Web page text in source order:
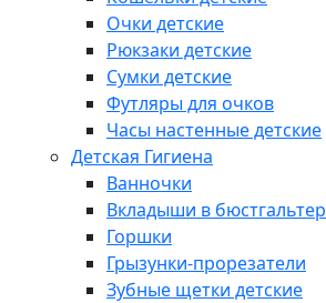
Очки детские
Рюкзаки детские
Сумки детские
Футляры для очков
Часы настенные детские
Детская Гигиена
Ванночки
Вкладыши в бюстгальтер
Горшки
Грызунки-прорезатели
Зубные щетки детские